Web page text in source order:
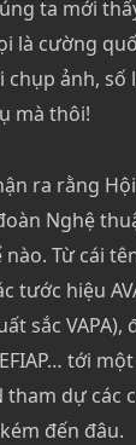
ta mới
là cường
chụp ảnh,
mà thôi!
ra rằng
Nghệ
nào. Từ cái
tước hiệu
sắc
tới
tham dự các
đến đâu.